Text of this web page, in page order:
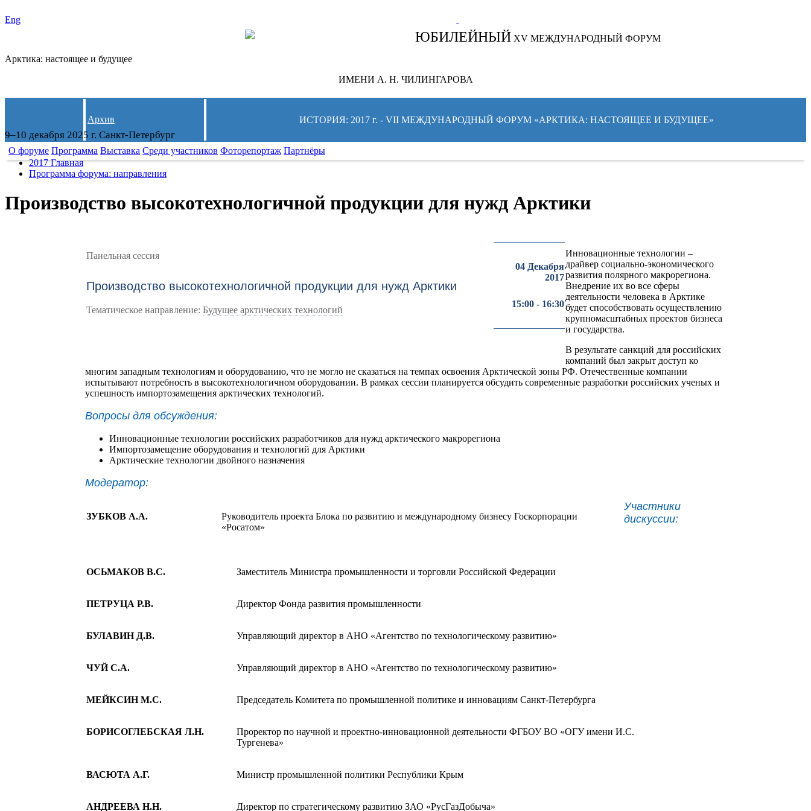
Eng
ЮБИЛЕЙНЫЙ XV МЕЖДУНАРОДНЫЙ ФОРУМ
Арктика: настоящее и будущее
ИМЕНИ А. Н. ЧИЛИНГАРОВА
9–10 декабря 2025 г. Санкт-Петербург
Архив ИСТОРИЯ: 2017 г. - VII МЕЖДУНАРОДНЫЙ ФОРУМ «АРКТИКА: НАСТОЯЩЕЕ И БУДУЩЕЕ»
О форуме Программа Выставка Среди участников Фоторепортаж Партнёры
2017 Главная
Программа форума: направления
Производство высокотехнологичной продукции для нужд Арктики
Панельная сессия
Производство высокотехнологичной продукции для нужд Арктики
Тематическое направление: Будущее арктических технологий
04 Декабря
2017
15:00 - 16:30
Инновационные технологии –
драйвер социально-экономического
развития полярного макрорегиона.
Внедрение их во все сферы
деятельности человека в Арктике
будет способствовать осуществлению
крупномасштабных проектов бизнеса
и государства.
В результате санкций для российских
компаний был закрыт доступ ко
многим западным технологиям и оборудованию, что не могло не сказаться на темпах освоения Арктической зоны РФ. Отечественные компании
испытывают потребность в высокотехнологичном оборудовании. В рамках сессии планируется обсудить современные разработки российских ученых и
успешность импортозамещения арктических технологий.
Вопросы для обсуждения:
Инновационные технологии российских разработчиков для нужд арктического макрорегиона
Импортозамещение оборудования и технологий для Арктики
Арктические технологии двойного назначения
Модератор:
ЗУБКОВ А.А.
Руководитель проекта Блока по развитию и международному бизнесу Госкорпорации
«Росатом»
Участники
дискуссии:
ОСЬМАКОВ В.С. Заместитель Министра промышленности и торговли Российской Федерации
ПЕТРУЦА Р.В. Директор Фонда развития промышленности
БУЛАВИН Д.В. Управляющий директор в АНО «Агентство по технологическому развитию»
ЧУЙ С.А. Управляющий директор в АНО «Агентство по технологическому развитию»
МЕЙКСИН М.С. Председатель Комитета по промышленной политике и инновациям Санкт-Петербурга
БОРИСОГЛЕБСКАЯ Л.Н.
Проректор по научной и проектно-инновационной деятельности ФГБОУ ВО «ОГУ имени И.С.
Тургенева»
ВАСЮТА А.Г. Министр промышленной политики Республики Крым
АНДРЕЕВА Н.Н. Директор по стратегическому развитию ЗАО «РусГазДобыча»